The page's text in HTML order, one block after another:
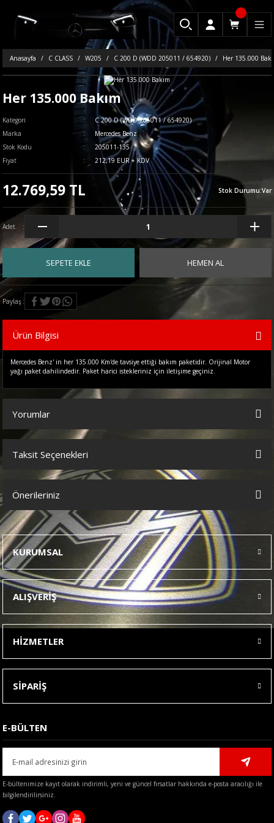
Anasayfa C CLASS W205 C 200 D (WDD 205011 / 654920) Her 135.000
Her 135.000 Bakım
Kategori
C 200 D (WDD 205011 / 654920)
Marka
Mercedes Benz
Stok Kodu
205011-135
Fiyat
212,19 EUR + KDV
12.769,59 TL Stok Durumu:Var
Adet
SEPETE EKLE HEMEN AL
Paylaş
Ürün Bilgisi
Mercedes Benz' in her 135.000 Km'de tavsiye ettiği bakım paketidir. Orijinal Motor
yağı paket dahilindedir. Paket harici istekleriniz için iletişime geçiniz.
Yorumlar
Bu ürüne ilk yorumu siz yapın!
Taksit Seçenekleri
Önerileriniz
Bu ürünün fiyat bilgisi, resim, ürün açıklamalarında ve diğer
konularda yetersiz gördüğünüz noktaları öneri formunu kullanarak
tarafımıza iletebilirsiniz.
Görüş ve önerileriniz için teşekkür ederiz.
Ürün resmi kalitesiz, bozuk veya görüntülenemiyor.
Ürün açıklamasında eksik bilgiler bulunuyor.
Ürün bilgilerinde hatalar bulunuyor.
Ürün fiyatı diğer sitelerden daha pahalı.
Bu ürüne benzer farklı alternatifler olmalı.
Gönder
KURUMSAL
ALIŞVERİŞ
HİZMETLER
SİPARİŞ
E-BÜLTEN
E-bültenimize kayıt olarak indirimli, yeni ve güncel fırsatlar hakkında e-posta aracılığı ile
bilgilendirilirsiniz.